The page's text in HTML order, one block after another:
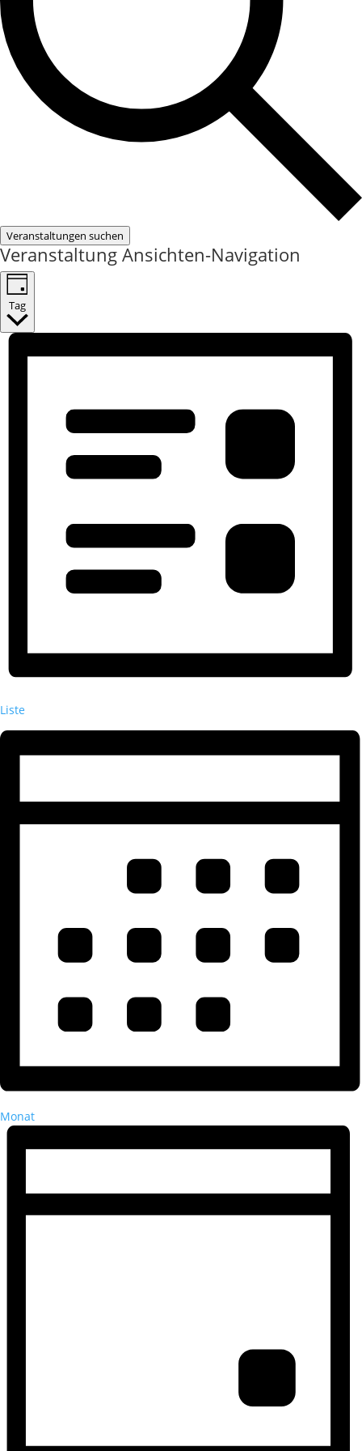
Veranstaltungen suchen
Veranstaltung Ansichten-Navigation
Tag
Liste
Monat